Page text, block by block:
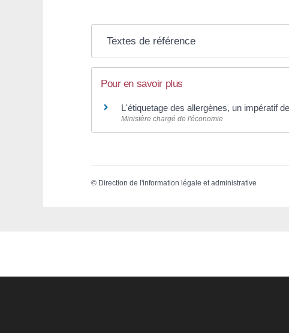
Textes de référence
Pour en savoir plus
L'étiquetage des allergènes, un impératif
Ministère chargé de l'économie
© Direction de l'information légale et administrative